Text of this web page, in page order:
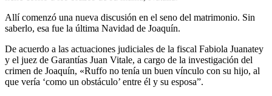
Allí comenzó una nueva discusión en el seno del matrimonio. Sin
saberlo, esa fue la última Navidad de Joaquín.
De acuerdo a las actuaciones judiciales de la fiscal Fabiola Juanatey
y el juez de Garantías Juan Vitale, a cargo de la investigación del
crimen de Joaquín, «Ruffo no tenía un buen vínculo con su hijo, al
que vería ‘como un obstáculo’ entre él y su esposa”.